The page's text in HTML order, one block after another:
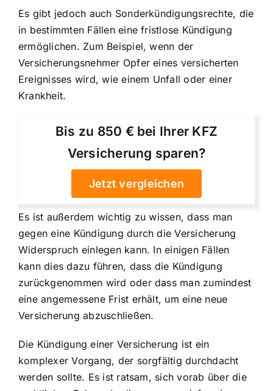
Es gibt jedoch auch Sonderkündigungsrechte, die
in bestimmten Fällen eine fristlose Kündigung
ermöglichen. Zum Beispiel, wenn der
Versicherungsnehmer Opfer eines versicherten
Ereignisses wird, wie einem Unfall oder einer
Krankheit.
Bis zu 850 € bei Ihrer KFZ
Versicherung sparen?
Jetzt vergleichen
Es ist außerdem wichtig zu wissen, dass man
gegen eine Kündigung durch die Versicherung
Widerspruch einlegen kann. In einigen Fällen
kann dies dazu führen, dass die Kündigung
zurückgenommen wird oder dass man zumindest
eine angemessene Frist erhält, um eine neue
Versicherung abzuschließen.
Die Kündigung einer Versicherung ist ein
komplexer Vorgang, der sorgfältig durchdacht
werden sollte. Es ist ratsam, sich vorab über die